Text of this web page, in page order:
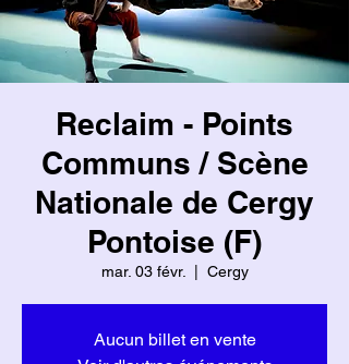
Reclaim - Points
Communs / Scène
Nationale de Cergy
Pontoise (F)
mar. 03 févr. Cergy
Aucun billet en vente